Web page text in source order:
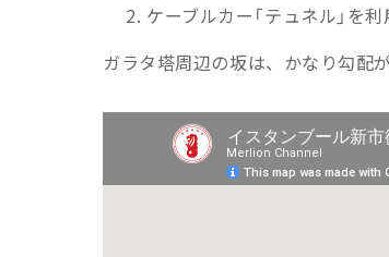
ケーブルカー「テュネル」を利
ガラタ塔周辺の坂は、かなり勾配